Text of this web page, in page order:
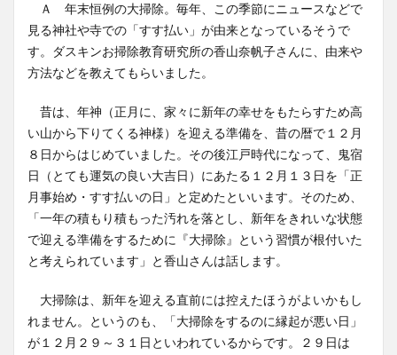
Ａ 年末恒例の大掃除。毎年、この季節にニュースなどで
見る神社や寺での「すす払い」が由来となっているそうで
す。ダスキンお掃除教育研究所の香山奈帆子さんに、由来や
方法などを教えてもらいました。
昔は、年神（正月に、家々に新年の幸せをもたらすため高
い山から下りてくる神様）を迎える準備を、昔の暦で１２月
８日からはじめていました。その後江戸時代になって、鬼宿
日（とても運気の良い大吉日）にあたる１２月１３日を「正
月事始め・すす払いの日」と定めたといいます。そのため、
「一年の積もり積もった汚れを落とし、新年をきれいな状態
で迎える準備をするために『大掃除』という習慣が根付いた
と考えられています」と香山さんは話します。
大掃除は、新年を迎える直前には控えたほうがよいかもし
れません。というのも、「大掃除をするのに縁起が悪い日」
が１２月２９～３１日といわれているからです。２９日は